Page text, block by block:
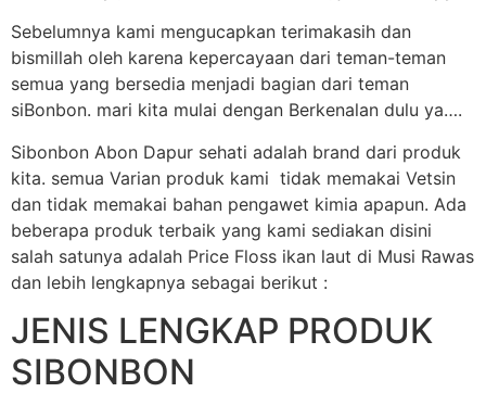
Sebelumnya kami mengucapkan terimakasih dan
bismillah oleh karena kepercayaan dari teman-teman
semua yang bersedia menjadi bagian dari teman
siBonbon. mari kita mulai dengan Berkenalan dulu ya….
Sibonbon Abon Dapur sehati adalah brand dari produk
kita. semua Varian produk kami tidak memakai Vetsin
dan tidak memakai bahan pengawet kimia apapun. Ada
beberapa produk terbaik yang kami sediakan disini
salah satunya adalah Price Floss ikan laut di Musi Rawas
dan lebih lengkapnya sebagai berikut :
JENIS LENGKAP PRODUK
SIBONBON